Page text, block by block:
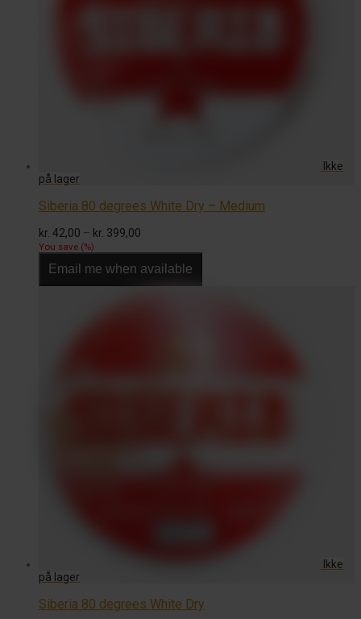
Siberia 80 degrees White Dry – Medium
kr. 42,00 – kr. 399,00
kr. 399,00
You save (%)
Email me when available
Siberia 80 degrees White Dry